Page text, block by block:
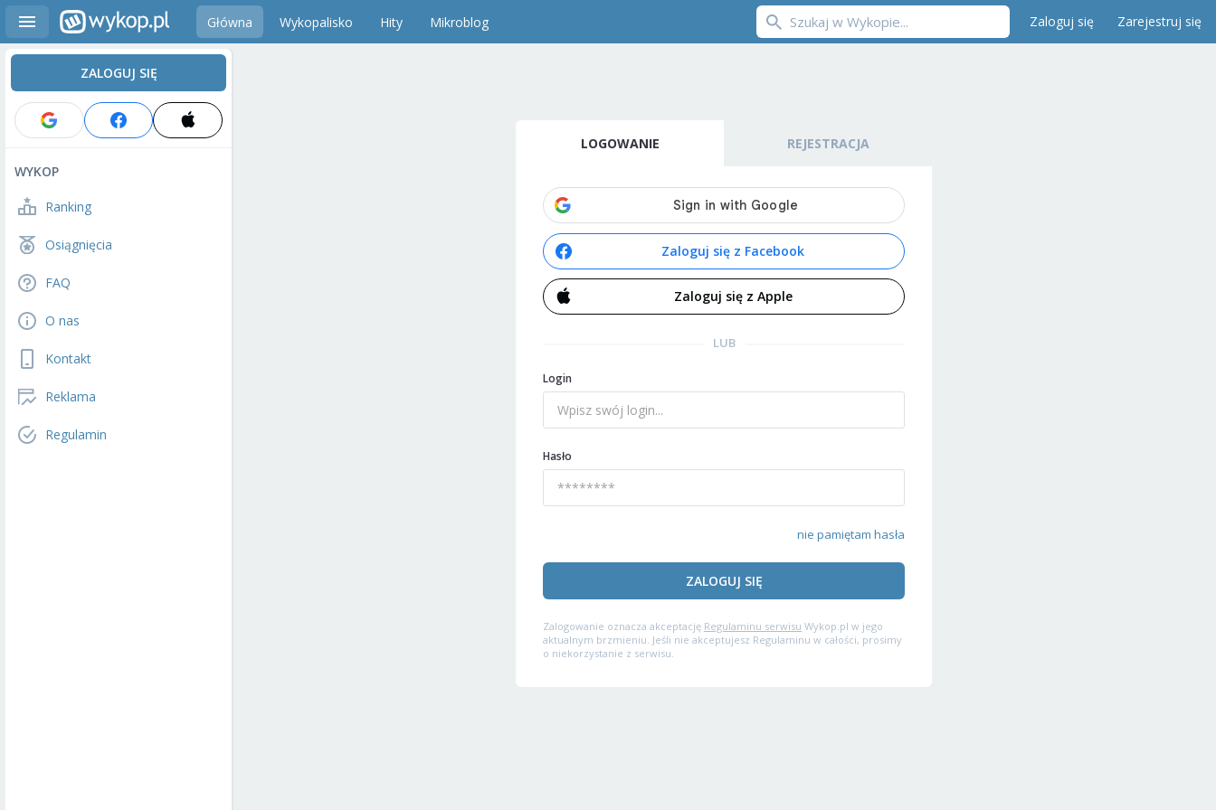
Główna Wykopalisko Hity Mikroblog Zaloguj się Zarejestruj się
ZALOGUJ SIĘ
WYKOP
Ranking
Osiągnięcia
FAQ
O nas
Kontakt
Reklama
Regulamin
LOGOWANIE REJESTRACJA
Zaloguj się z Facebook
Zaloguj się z Apple
LUB
Login
Hasło
nie pamiętam hasła
ZALOGUJ SIĘ
Zalogowanie oznacza akceptację Regulaminu serwisu Wykop.pl w jego
aktualnym brzmieniu. Jeśli nie akceptujesz Regulaminu w całości, prosimy
o niekorzystanie z serwisu.